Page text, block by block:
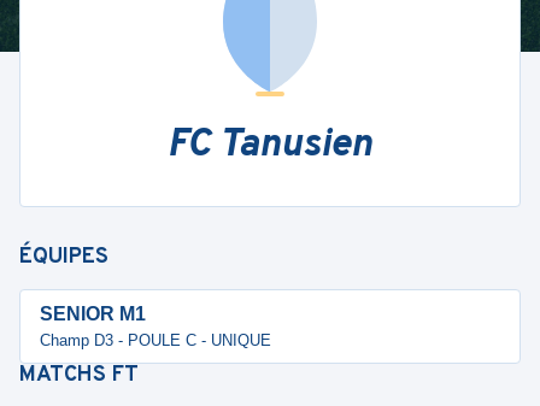
FC Tanusien
ÉQUIPES
SENIOR M1
Champ D3 - POULE C - UNIQUE
MATCHS FT